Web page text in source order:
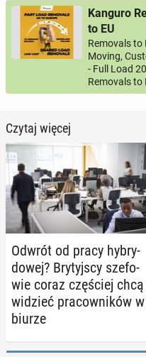
Kanguro
to EU
Removals to
Moving,
- Full Load
Removals to
Czytaj więcej
Odwrót od pracy hy­bry­
do­wej? Bry­tyj­scy sze­fo­
wie coraz czę­ściej chcą
widzieć pra­cow­ni­ków w
biurze